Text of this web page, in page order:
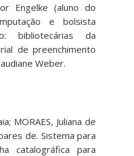
Engelke (aluno do
e bolsista
bibliotecárias da
de preenchimento
Weber.
MORAES, Juliana de
de. Sistema para
catalográfica para